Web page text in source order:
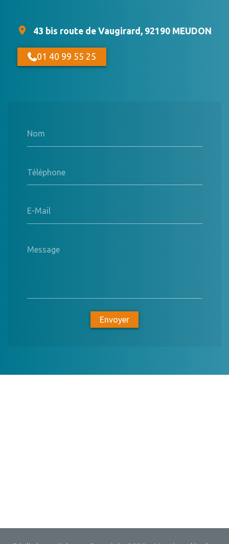
Nom
Téléphone
E-Mail
Message
Envoyer
43 bis route de Vaugirard, 92190 MEUDON
01 40 99 55 25